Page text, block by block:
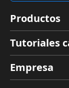
Productos
Tutoriales
Empresa